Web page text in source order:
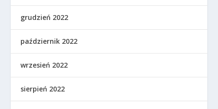
grudzień 2022
październik 2022
wrzesień 2022
sierpień 2022